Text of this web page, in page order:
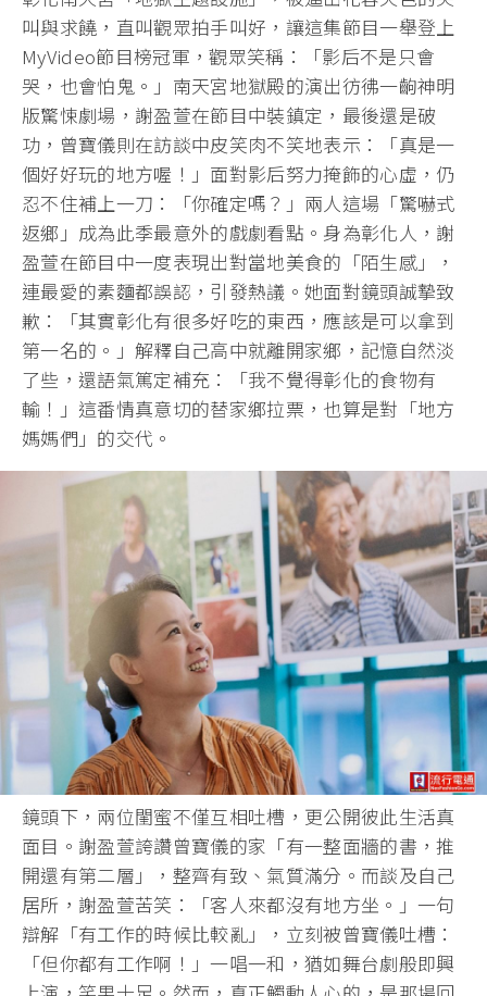
叫與求饒，直叫觀眾拍手叫好，讓這集節目一舉登上
MyVideo節目榜冠軍，觀眾笑稱：「影后不是只會
哭，也會怕鬼。」南天宮地獄殿的演出彷彿一齣神明
版驚悚劇場，謝盈萱在節目中裝鎮定，最後還是破
功，曾寶儀則在訪談中皮笑肉不笑地表示：「真是一
個好好玩的地方喔！」面對影后努力掩飾的心虛，仍
忍不住補上一刀：「你確定嗎？」兩人這場「驚嚇式
返鄉」成為此季最意外的戲劇看點。身為彰化人，謝
盈萱在節目中一度表現出對當地美食的「陌生感」，
連最愛的素麵都誤認，引發熱議。她面對鏡頭誠摯致
歉：「其實彰化有很多好吃的東西，應該是可以拿到
第一名的。」解釋自己高中就離開家鄉，記憶自然淡
了些，還語氣篤定補充：「我不覺得彰化的食物有
輸！」這番情真意切的替家鄉拉票，也算是對「地方
媽媽們」的交代。
鏡頭下，兩位閨蜜不僅互相吐槽，更公開彼此生活真
面目。謝盈萱誇讚曾寶儀的家「有一整面牆的書，推
開還有第二層」，整齊有致、氣質滿分。而談及自己
居所，謝盈萱苦笑：「客人來都沒有地方坐。」一句
辯解「有工作的時候比較亂」，立刻被曾寶儀吐槽：
「但你都有工作啊！」一唱一和，猶如舞台劇般即興